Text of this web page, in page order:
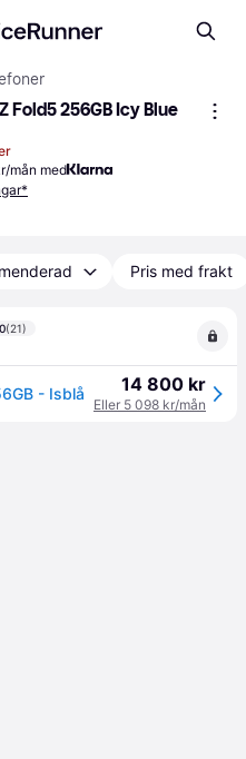
Fold5 256GB Icy Blue
mån med
Pris med frakt
(21)
- Isblå 14 800 kr
Eller 5 098 kr/mån